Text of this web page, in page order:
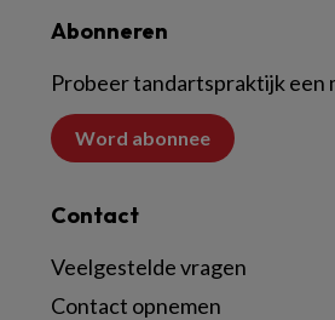
Abonneren
Probeer tandartspraktijk een
Word abonnee
Contact
Veelgestelde vragen
Contact opnemen